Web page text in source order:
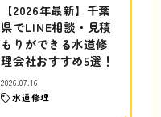
【2026年最新】千葉
県でLINE相談・見積
もりができる水道修
理会社おすすめ5選！
2026.07.16
水道修理